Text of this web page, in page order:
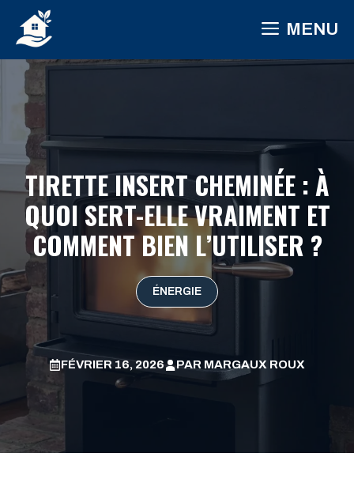
contenu
MENU
TIRETTE INSERT CHEMINÉE : À
QUOI SERT-ELLE VRAIMENT ET
COMMENT BIEN L’UTILISER ?
ÉNERGIE
FÉVRIER 16, 2026 PAR MARGAUX ROUX